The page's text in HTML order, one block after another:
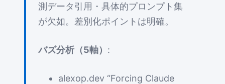
測データ引用・具体的プロンプト集
が欠如。差別化ポイントは明確。
バズ分析（5軸） :
alexop.dev “Forcing Claude